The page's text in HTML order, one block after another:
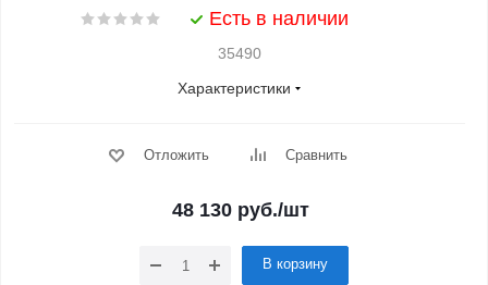
Есть в наличии
35490
Характеристики
Отложить Сравнить
48 130руб./шт
В корзину